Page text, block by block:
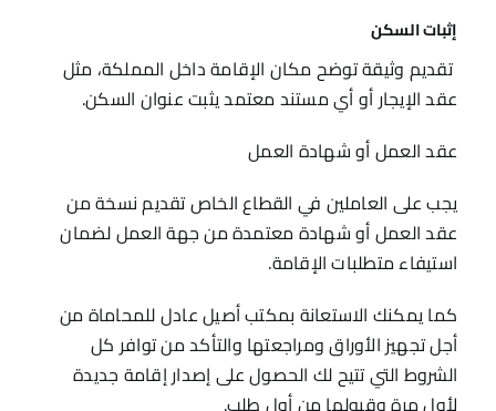
إثبات السكن
تقديم وثيقة توضح مكان الإقامة داخل المملكة، مثل
عقد الإيجار أو أي مستند معتمد يثبت عنوان السكن.
عقد العمل أو شهادة العمل
يجب على العاملين في القطاع الخاص تقديم نسخة من
عقد العمل أو شهادة معتمدة من جهة العمل لضمان
استيفاء متطلبات الإقامة.
كما يمكنك الاستعانة بمكتب أصيل عادل للمحاماة من
أجل تجهيز الأوراق ومراجعتها والتأكد من توافر كل
الشروط التي تتيح لك الحصول على إصدار إقامة جديدة